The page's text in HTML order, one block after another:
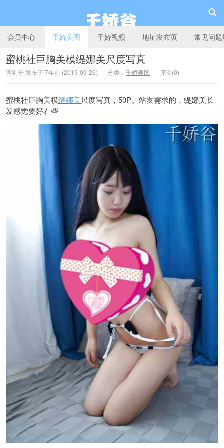
千娇谷
会员中心 千娇美图 千娇视频 地址发布页 常见问
蜜桃社巨胸美模缇娜美尺度写真
啊狗哥 发布于 7年前 (2019-09-26) 分类： 千娇美图 评论(0)
蜜桃社巨胸美模缇娜美尺度写真，50P。站友需求的，缇娜美长
发感觉要好看些